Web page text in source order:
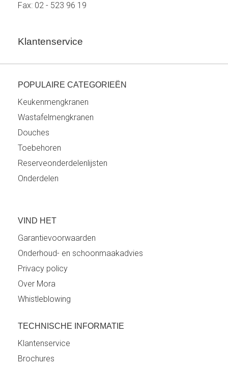
Fax: 02 - 523 96 19
Klantenservice
POPULAIRE CATEGORIEËN
Keukenmengkranen
Wastafelmengkranen
Douches
Toebehoren
Reserveonderdelenlijsten
Onderdelen
VIND HET
Garantievoorwaarden
Onderhoud- en schoonmaakadvies
Privacy policy
Over Mora
Whistleblowing
TECHNISCHE INFORMATIE
Klantenservice
Brochures